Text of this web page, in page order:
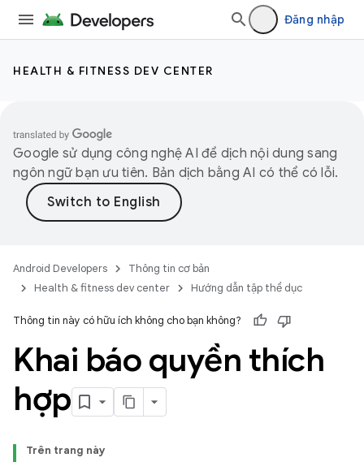
Đăng nhập
HEALTH & FITNESS DEV CENTER
Google sử dụng công nghệ AI để dịch nội dung sang
ngôn ngữ bạn ưu tiên. Bản dịch bằng AI có thể có lỗi.
Android Developers
Thông tin cơ bản
Health & fitness dev center
Hướng dẫn tập thể dục
Thông tin này có hữu ích không cho bạn không?
Khai báo quyền thích
hợp
Trên trang này